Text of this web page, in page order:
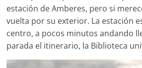
estación de Amberes, pero si
vuelta por su exterior. La estación
centro, a pocos minutos andando
parada el itinerario, la Biblioteca